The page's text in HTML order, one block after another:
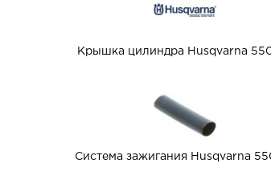
Крышка цилиндра Husqvarna
Система зажигания Husqvarna